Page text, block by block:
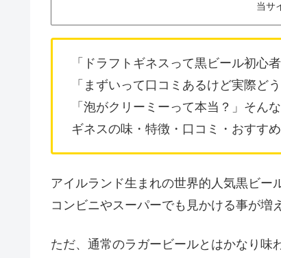
当サ
「ドラフトギネスって黒ビール初心
「まずいって口コミあるけど実際どう
「泡がクリーミーって本当？」そん
ギネスの味・特徴・口コミ・おすす
アイルランド生まれの世界的人気黒ビー
コンビニやスーパーでも見かける事が増
ただ、通常のラガービールとはかなり味